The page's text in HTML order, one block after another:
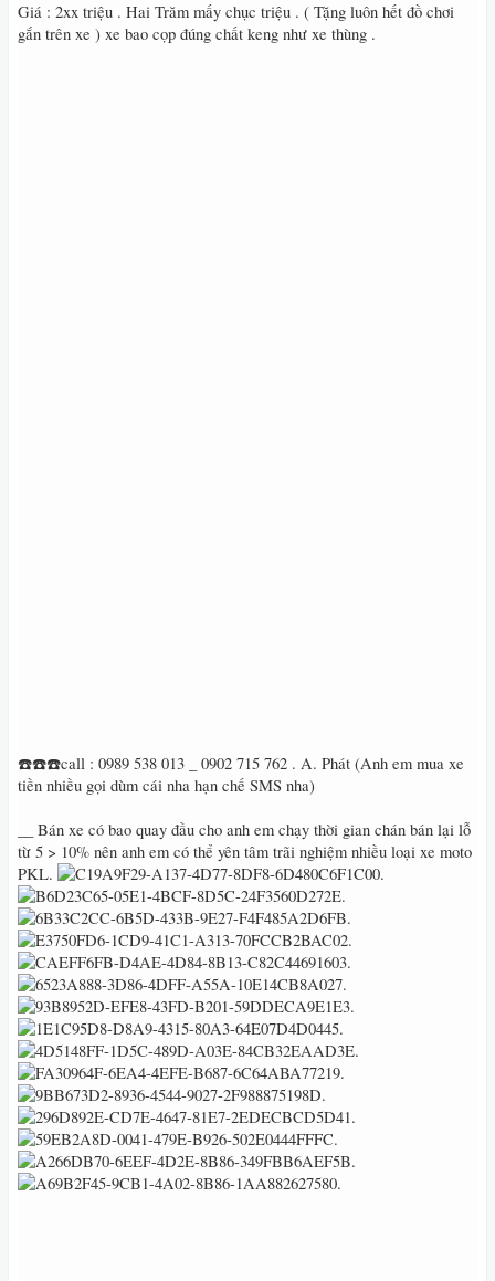
Giá : 2xx triệu . Hai Trăm mấy chục triệu . ( Tặng luôn hết đồ chơi
gắn trên xe ) xe bao cọp đúng chất keng như xe thùng .
☎️☎️☎️call : 0989 538 013 _ 0902 715 762 . A. Phát (Anh em mua xe
tiền nhiều gọi dùm cái nha hạn chế SMS nha)
__ Bán xe có bao quay đầu cho anh em chạy thời gian chán bán lại lỗ
từ 5 > 10% nên anh em có thể yên tâm trãi nghiệm nhiều loại xe moto
PKL‭.